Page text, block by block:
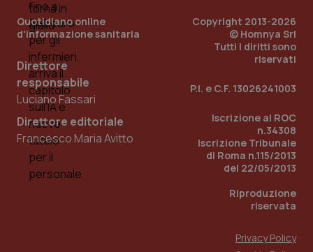
Quotidiano online
d'informazione sanitaria
Direttore
responsabile
Luciano Fassari
Direttore editoriale
Francesco Maria Avitto
Copyright 2013-2026
© Homnya Srl
Tutti i diritti sono
riservati
P.I. e C.F. 13026241003
Iscrizione al ROC
n.34308
Iscrizione Tribunale
di Roma n.115/2013
del 22/05/2013
Riproduzione
riservata
Privacy Policy
_ga_KM60CM4NPH .quotidianosanita.it
1
Scadenza